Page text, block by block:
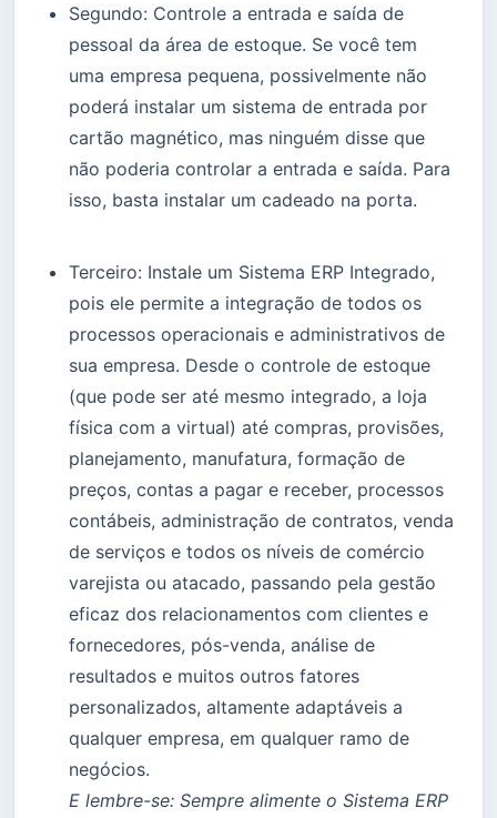
Segundo: Controle a entrada e saída de
pessoal da área de estoque. Se você tem
uma empresa pequena, possivelmente não
poderá instalar um sistema de entrada por
cartão magnético, mas ninguém disse que
não poderia controlar a entrada e saída. Para
isso, basta instalar um cadeado na porta.
Terceiro: Instale um Sistema ERP Integrado,
pois ele permite a integração de todos os
processos operacionais e administrativos de
sua empresa. Desde o controle de estoque
(que pode ser até mesmo integrado, a loja
física com a virtual) até compras, provisões,
planejamento, manufatura, formação de
preços, contas a pagar e receber, processos
contábeis, administração de contratos, venda
de serviços e todos os níveis de comércio
varejista ou atacado, passando pela gestão
eficaz dos relacionamentos com clientes e
fornecedores, pós-venda, análise de
resultados e muitos outros fatores
personalizados, altamente adaptáveis a
qualquer empresa, em qualquer ramo de
negócios.
E lembre-se: Sempre alimente o Sistema ERP